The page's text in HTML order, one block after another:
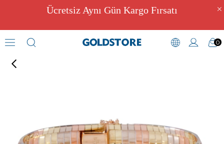
Ücretsiz Aynı Gün Kargo Fırsatı
0
Hayvan Motifli Bileklikler